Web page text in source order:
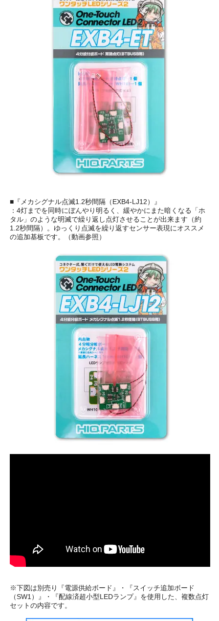
■『メカシグナル点滅1.2秒間隔（EXB4-LJ12）』
：4灯までを同時にぼんやり明るく、緩やかにまた暗くなる「ホ
タル」のような明滅で繰り返し点灯させることが出来ます（約
1.2秒間隔）。ゆっくり点滅を繰り返すセンサー表現にオススメ
の追加基板です。（動画参照）
※下図は別売り『電源供給ボード』・『スイッチ追加ボード
（SW1）』・『配線済超小型LEDランプ』を使用した、複数点灯
セットの内容です。